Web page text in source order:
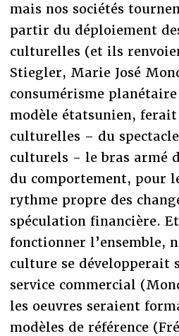
mais nos sociétés
partir du déploiement
culturelles (et ils
Stiegler, Marie José
consumérisme
modèle étatsunien,
culturelles – du
culturels - le bras armé
du comportement, pour
rythme propre des
spéculation financière.
fonctionner l’ensemble,
culture se développerait
service commercial
les oeuvres seraient
modèles de référence